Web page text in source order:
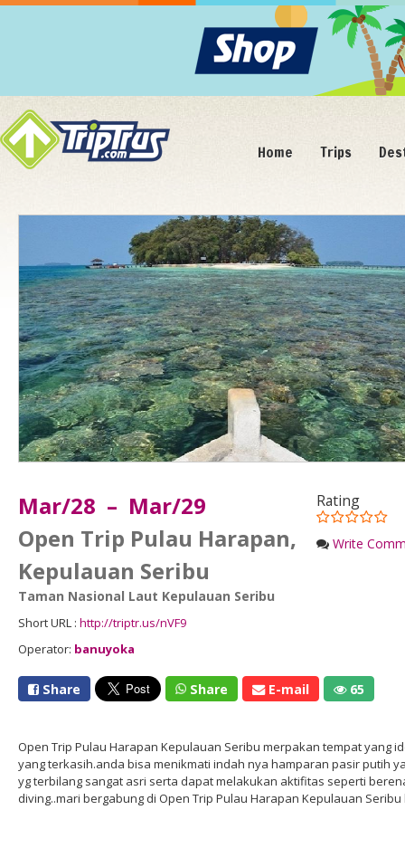
Home Trips
Rating
Write
Mar/28 – Mar/29
Open Trip Pulau Harapan,
Kepulauan Seribu
Taman Nasional Laut Kepulauan Seribu
Short URL : http://triptr.us/nVF9
Operator: banuyoka
Share Share E-mail 65
Open Trip Pulau Harapan Kepulauan Seribu merpakan tempat yang
yang terkasih.anda bisa menikmati indah nya hamparan pasir putih
yg terbilang sangat asri serta dapat melakukan aktifitas seperti
diving..mari bergabung di Open Trip Pulau Harapan Kepulauan